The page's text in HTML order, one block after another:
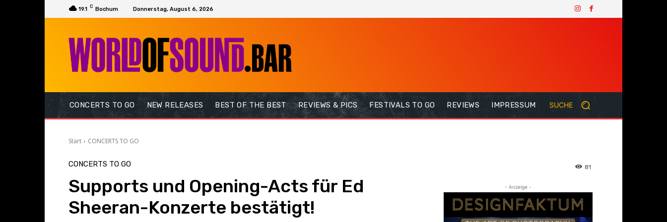
19.1 C Bochum Donnerstag, August 6, 2026
CONCERTS TO GO NEW RELEASES BEST OF THE BEST REVIEWS & PICS FESTIVALS TO GO REVIEWS IMPRESSUM SUCHE
Start CONCERTS TO GO
CONCERTS TO GO
Supports und Opening-Acts für Ed
Sheeran-Konzerte bestätigt!
81
- Anzeige -